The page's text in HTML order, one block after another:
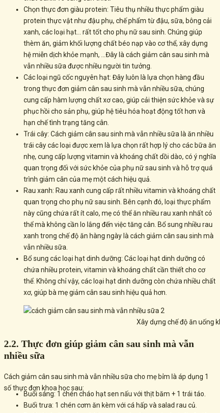
Chọn thực đơn giàu protein: Tiêu thụ nhiều thực phẩm giàu
protein thực vật như đậu phụ, chế phẩm từ đậu, sữa, bông cải
xanh, các loại hạt… rất tốt cho phụ nữ sau sinh. Chúng giúp
thèm ăn, giảm khối lượng chất béo nạp vào cơ thể, xây dựng
hệ miễn dịch khỏe mạnh, …Đây là cách giảm cân sau sinh mà
vẫn nhiều sữa được nhiều người tin tưởng.
Các loại ngũ cốc nguyên hạt: Đây luôn là lựa chọn hàng đầu
trong thực đơn giảm cân sau sinh mà vẫn nhiều sữa, chúng
cung cấp hàm lượng chất xơ cao, giúp cải thiện sức khỏe và sự
phục hồi cho sản phụ, giúp hệ tiêu hóa hoạt động tốt hơn và
hạn chế tình trạng tăng cân.
Trái cây: Cách giảm cân sau sinh mà vẫn nhiều sữa là ăn nhiều
trái cây các loại được xem là lựa chọn rất hợp lý cho các bữa ăn
nhẹ, cung cấp lượng vitamin và khoáng chất dồi dào, có ý nghĩa
quan trọng đối với sức khỏe của phụ nữ sau sinh và hỗ trợ quá
trình giảm cân của mẹ một cách hiệu quả.
Rau xanh: Rau xanh cung cấp rất nhiều vitamin và khoáng chất
quan trọng cho phụ nữ sau sinh. Bên cạnh đó, loại thực phẩm
này cũng chứa rất ít calo, mẹ có thể ăn nhiều rau xanh nhất có
thể mà không cần lo lắng đến việc tăng cân. Bổ sung nhiều rau
xanh trong chế độ ăn hàng ngày là cách giảm cân sau sinh mà
vẫn nhiều sữa.
Bổ sung các loại hạt dinh dưỡng: Các loại hạt dinh dưỡng có
chứa nhiều protein, vitamin và khoáng chất cần thiết cho cơ
thể. Không chỉ vậy, các loại hạt dinh dưỡng còn chứa nhiều chất
xơ, giúp bà mẹ giảm cân sau sinh hiệu quả hơn.
Xây dựng chế độ ăn uống
2.2. Thực đơn giúp giảm cân sau sinh mà vẫn
nhiều sữa
Cách giảm cân sau sinh mà vẫn nhiều sữa cho mẹ bỉm là áp dụng 1
số thực đơn khoa học sau:
Buổi sáng: 1 chén cháo hạt sen nấu với thịt băm + 1 trái táo.
Buổi trưa: 1 chén cơm ăn kèm với cá hấp và salad rau củ.